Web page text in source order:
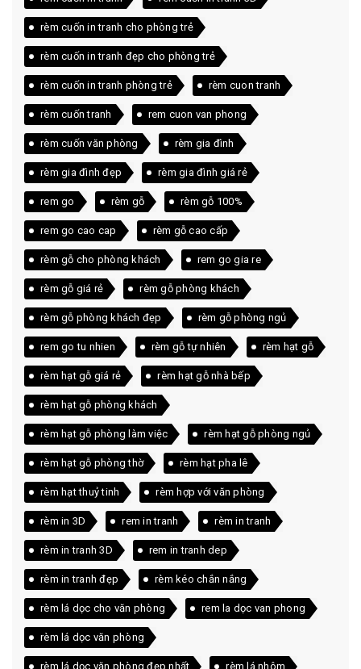
rèm cuốn in tranh cho phòng trẻ
rèm cuốn in tranh đẹp cho phòng trẻ
rèm cuốn in tranh phòng trẻ rèm cuon tranh
rèm cuốn tranh rem cuon van phong
rèm cuốn văn phòng rèm gia đình
rèm gia đình đẹp rèm gia đình giá rẻ
rem go rèm gỗ rèm gỗ 100%
rem go cao cap rèm gỗ cao cấp
rèm gỗ cho phòng khách rem go gia re
rèm gỗ giá rẻ rèm gỗ phòng khách
rèm gỗ phòng khách đẹp rèm gỗ phòng ngủ
rem go tu nhien rèm gỗ tự nhiên rèm hạt gỗ
rèm hạt gỗ giá rẻ rèm hạt gỗ nhà bếp
rèm hạt gỗ phòng khách
rèm hạt gỗ phòng làm việc rèm hạt gỗ phòng ngủ
rèm hạt gỗ phòng thờ rèm hạt pha lê
rèm hạt thuỷ tinh rèm hợp với văn phòng
rèm in 3D rem in tranh rèm in tranh
rèm in tranh 3D rem in tranh dep
rèm in tranh đẹp rèm kéo chắn nắng
rèm lá dọc cho văn phòng rem la dọc van phong
rèm lá dọc văn phòng
rèm lá dọc văn phòng đẹp nhất rèm lá nhôm